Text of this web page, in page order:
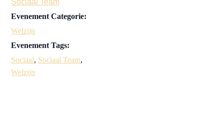
Evenement Categorie:
Welzijn
Evenement Tags:
Sociaal, Sociaal Team,
Welzijn